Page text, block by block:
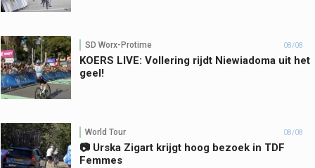
SD Worx-Protime 08/08
KOERS LIVE: Vollering rijdt Niewiadoma uit het
geel!
World Tour 08/08
📷 Urska Zigart krijgt hoog bezoek in TDF
Femmes